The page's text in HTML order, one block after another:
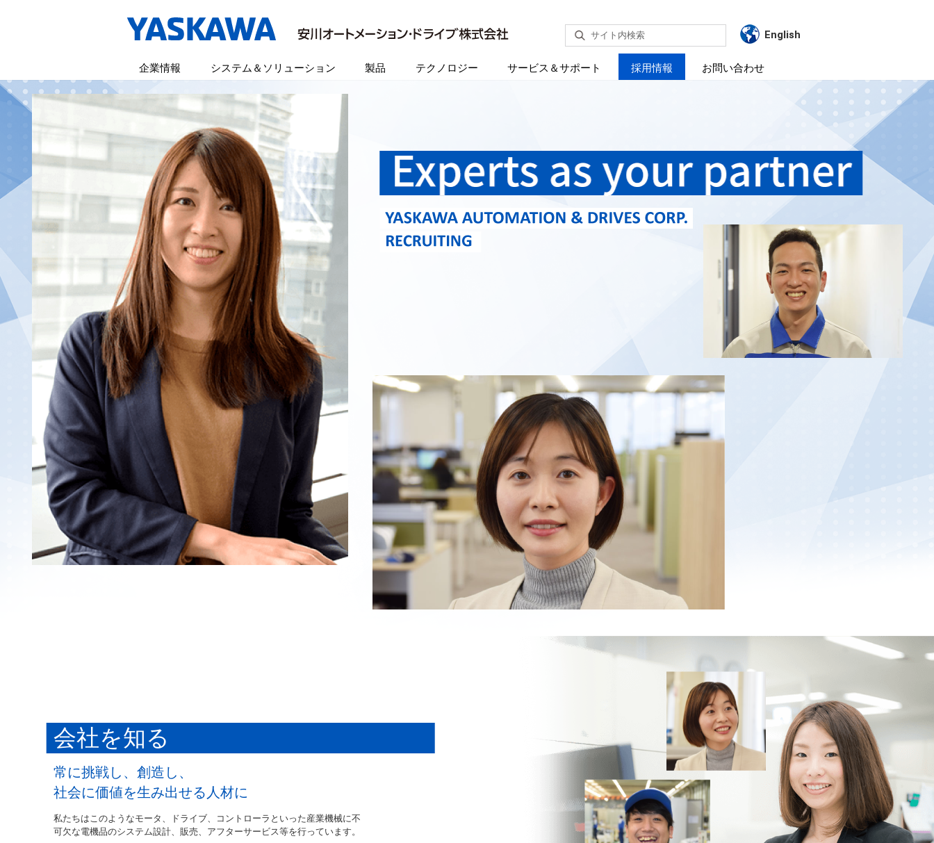
English
サイト内検索
企業情報 システム＆ソリューション 製品 テクノロジー サービス＆サポート 採用情報 お問い合わせ
会社を知る
常に挑戦し、創造し、
社会に価値を生み出せる人材に
私たちはこのようなモータ、ドライブ、コントローラといった産業機械に不
可欠な電機品のシステム設計、販売、アフターサービス等を行っています。